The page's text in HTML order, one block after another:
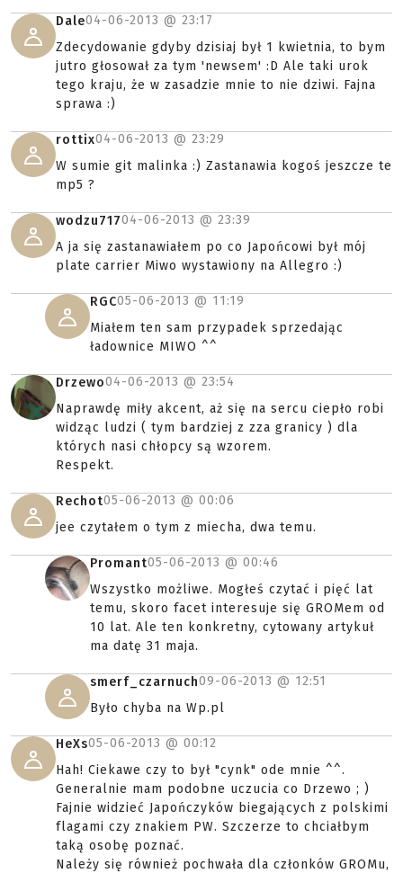
Dale04-06-2013 @ 23:17
Zdecydowanie gdyby dzisiaj był 1 kwietnia, to bym
jutro głosował za tym 'newsem' :D Ale taki urok
tego kraju, że w zasadzie mnie to nie dziwi. Fajna
sprawa :)
rottix04-06-2013 @ 23:29
W sumie git malinka :) Zastanawia kogoś jeszcze te
mp5 ?
wodzu71704-06-2013 @ 23:39
A ja się zastanawiałem po co Japońcowi był mój
plate carrier Miwo wystawiony na Allegro :)
RGC05-06-2013 @ 11:19
Miałem ten sam przypadek sprzedając
ładownice MIWO ^^
Drzewo04-06-2013 @ 23:54
Naprawdę miły akcent, aż się na sercu ciepło robi
widząc ludzi ( tym bardziej z zza granicy ) dla
których nasi chłopcy są wzorem.
Respekt.
Rechot05-06-2013 @ 00:06
jee czytałem o tym z miecha, dwa temu.
Promant05-06-2013 @ 00:46
Wszystko możliwe. Mogłeś czytać i pięć lat
temu, skoro facet interesuje się GROMem od
10 lat. Ale ten konkretny, cytowany artykuł
ma datę 31 maja.
smerf_czarnuch09-06-2013 @ 12:51
Było chyba na Wp.pl
HeXs05-06-2013 @ 00:12
Hah! Ciekawe czy to był "cynk" ode mnie ^^.
Generalnie mam podobne uczucia co Drzewo ; )
Fajnie widzieć Japończyków biegających z polskimi
flagami czy znakiem PW. Szczerze to chciałbym
taką osobę poznać.
Należy się również pochwała dla członków GROMu,